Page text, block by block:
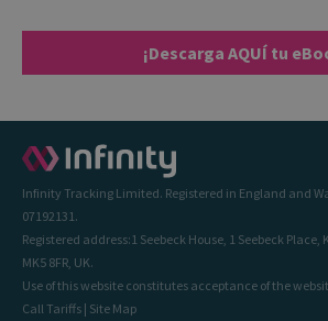
Infinity Tracking Limited. Registered in England and
07192131.
Registered address:1 Seebeck House, 1 Seebeck
MK5 8FR, UK.
Use of this website constitutes acceptance of the
Call Tariffs | Site Map